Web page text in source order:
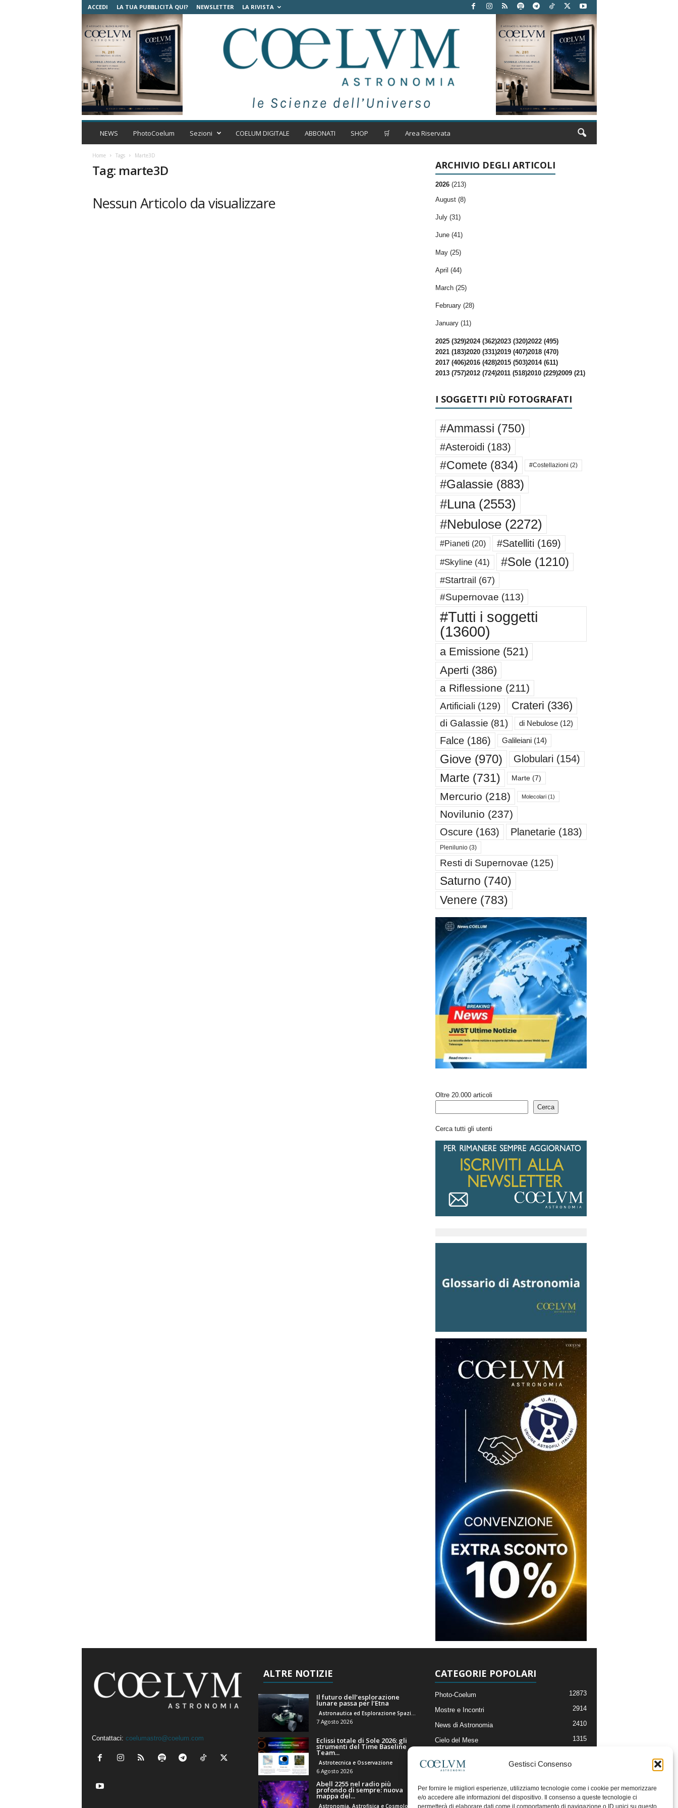
Gestisci Consenso
Per fornire le migliori esperienze, utilizziamo tecnologie come i cookie per memorizzare
e/o accedere alle informazioni del dispositivo. Il consenso a queste tecnologie ci
permetterà di elaborare dati come il comportamento di navigazione o ID unici su questo
ACCEDI LA TUA PUBBLICITÀ QUI? NEWSLETTER LA RIVISTA
C
t
NEWS PhotoCoelum Sezioni COELUM DIGITALE ABBONATI SHOP 🛒 Area Riservata
Home Tags Marte3D
Tag: marte3D
Nessun Articolo da visualizzare
ARCHIVIO DEGLI ARTICOLI
2026 (213)
August (8)
July (31)
June (41)
May (25)
April (44)
March (25)
February (28)
January (11)
2025 (329)2024 (362)2023 (320)2022 (495)
2021 (183)2020 (331)2019 (407)2018 (470)
2017 (406)2016 (428)2015 (503)2014 (611)
2013 (757)2012 (724)2011 (518)2010 (229)2009 (21)
I SOGGETTI PIÙ FOTOGRAFATI
#Ammassi (750)
#Asteroidi (183)
#Comete (834) #Costellazioni (2)
#Galassie(883)
#Luna(2553)
#Nebulose(2272)
#Pianeti (20) #Satelliti (169)
#Skyline(41) #Sole(1210)
#Startrail (67)
#Supernovae (113)
#Tutti i soggetti
(13600)
a Emissione(521)
Aperti (386)
a Riflessione (211)
Artificiali (129) Crateri (336)
di Galassie (81) di Nebulose(12)
Falce(186) Galileiani(14)
Giove(970) Globulari (154)
Marte (731) Marte(7)
Mercurio (218) Molecolari(1)
Novilunio (237)
Oscure(163) Planetarie(183)
Plenilunio(3)
Resti di Supernovae (125)
Saturno (740)
Venere (783)
Oltre 20.000 articoli
Cerca
Cerca tutti gli utenti
Contattaci: coelumastro@coelum.com
ALTRE NOTIZIE
Il futuro dell’esplorazione
lunare passa per l’Etna
Astronautica ed Esplorazione Spaziale
7 Agosto 2026
Eclissi totale di Sole 2026: gli
strumenti del Time Baseline
Team...
Astrotecnica e Osservazione
6 Agosto 2026
Abell 2255 nel radio più
profondo di sempre: nuova
mappa del...
Astronomia, Astrofisica e Cosmologia
CATEGORIE POPOLARI
Photo-Coelum 12873
Mostre e Incontri 2914
News di Astronomia 2410
Cielo del Mese 1315
Articoli e Risorse On-Line
Il Blog della Redazione